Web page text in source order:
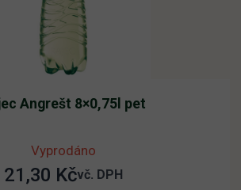
Angrešt 8×0,75l pet
Vyprodáno
21,30 Kčvč. DPH